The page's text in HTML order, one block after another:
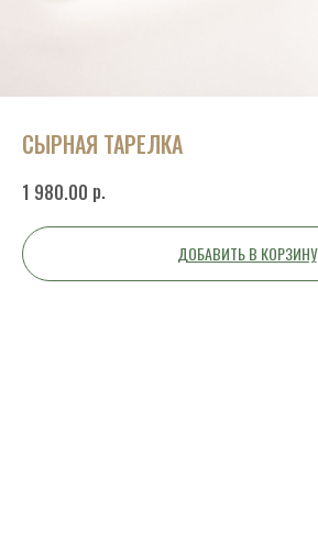
СЫРНАЯ ТАРЕЛКА
1 980.00 р.
ДОБАВИТЬ В КОРЗИНУ